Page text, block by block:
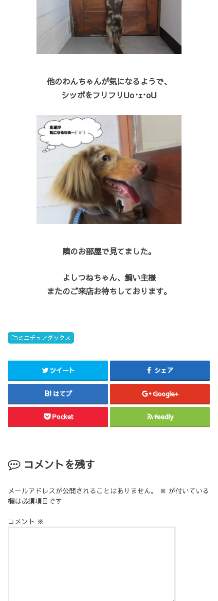
他のわんちゃんが気になるようで、
シッポをフリフリUo･ｪ･oU
隣のお部屋で見てました。
よしつねちゃん、飼い主様
またのご来店お待ちしております。
ミニチュアダックス
ツイート シェア
はてブ Google+
Pocket feedly
コメントを残す
メールアドレスが公開されることはありません。 ※ が付いている
欄は必須項目です
コメント ※